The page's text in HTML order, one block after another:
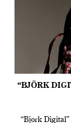
“BJÖRK
“Bjork